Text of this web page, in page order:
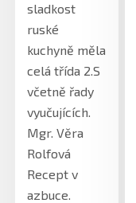
sladkost
ruské
kuchyně měla
celá třída 2.S
včetně řady
vyučujících.
Mgr. Věra
Rolfová
Recept v
azbuce.